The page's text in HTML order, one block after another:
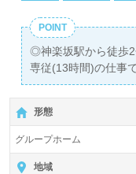
POINT
◎神楽坂駅から徒歩
専従(13時間)の仕事
形態
グループホーム
地域